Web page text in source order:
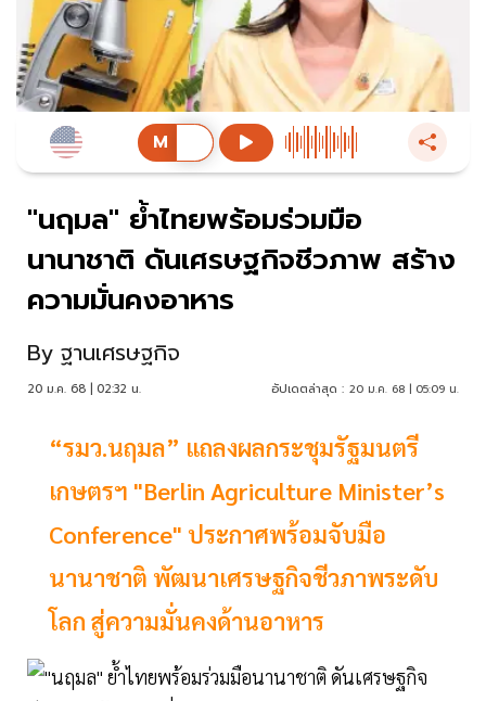
"นฤมล" ย้ำไทยพร้อมร่วมมือ
นานาชาติ ดันเศรษฐกิจชีวภาพ สร้าง
ความมั่นคงอาหาร
By ฐานเศรษฐกิจ
20 ม.ค. 68 | 02:32 น. อัปเดตล่าสุด : 20 ม.ค. 68 | 05:09 น.
“รมว.นฤมล” แถลงผลกระชุมรัฐมนตรี
เกษตรฯ "Berlin Agriculture Minister’s
Conference" ประกาศพร้อมจับมือ
นานาชาติ พัฒนาเศรษฐกิจชีวภาพระดับ
โลก สู่ความมั่นคงด้านอาหาร